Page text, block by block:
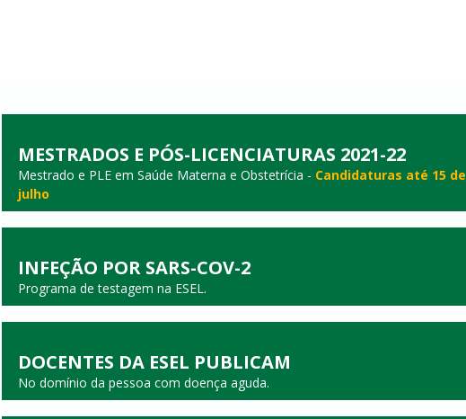
MESTRADOS E PÓS-LICENCIATURAS 2021-22
Mestrado e PLE em Saúde Materna e Obstetrícia - Candidaturas até 15 de
julho
INFEÇÃO POR SARS-COV-2
Programa de testagem na ESEL.
DOCENTES DA ESEL PUBLICAM
No domínio da pessoa com doença aguda.